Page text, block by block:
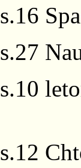
s.16
s.27
s.10
s.12